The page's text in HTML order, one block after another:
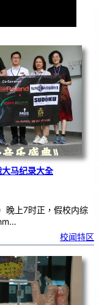
马纪录大全
晚上7时正，假校内综
校闻特区